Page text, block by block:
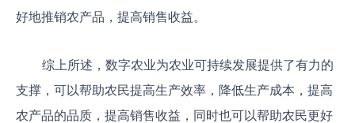
好地推销农产品，提高销售收益。
综上所述，数字农业为农业可持续发展提供了有力的
支撑，可以帮助农民提高生产效率，降低生产成本，提高
农产品的品质，提高销售收益，同时也可以帮助农民更好